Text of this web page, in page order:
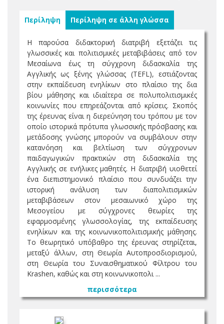
Περίληψη Περίληψη σε άλλη γλώσσα
Η παρούσα διδακτορική διατριβή εξετάζει τις
γλωσσικές και πολιτισμικές μεταβιβάσεις από τον
Μεσαίωνα έως τη σύγχρονη διδασκαλία της
Αγγλικής ως ξένης γλώσσας (TEFL), εστιάζοντας
στην εκπαίδευση ενηλίκων στο πλαίσιο της δια
βίου μάθησης και ιδιαίτερα σε πολυπολιτισμικές
κοινωνίες που επηρεάζονται από κρίσεις. Σκοπός
της έρευνας είναι η διερεύνηση του τρόπου με τον
οποίο ιστορικά πρότυπα γλωσσικής πρόσβασης και
μετάδοσης γνώσης μπορούν να συμβάλουν στην
κατανόηση και βελτίωση των σύγχρονων
παιδαγωγικών πρακτικών στη διδασκαλία της
Αγγλικής σε ενήλικες μαθητές. Η διατριβή υιοθετεί
ένα διεπιστημονικό πλαίσιο που συνδυάζει την
ιστορική ανάλυση των διαπολιτισμικών
μεταβιβάσεων στον μεσαιωνικό χώρο της
Μεσογείου με σύγχρονες θεωρίες της
εφαρμοσμένης γλωσσολογίας, της εκπαίδευσης
ενηλίκων και της κοινωνικοπολιτισμικής μάθησης.
Το θεωρητικό υπόβαθρο της έρευνας στηρίζεται,
μεταξύ άλλων, στη Θεωρία Αυτοπροσδιορισμού,
στη Θεωρία του Συναισθηματικού Φίλτρου του
Krashen, καθώς και στη κοινωνικοπολι ...
περισσότερα